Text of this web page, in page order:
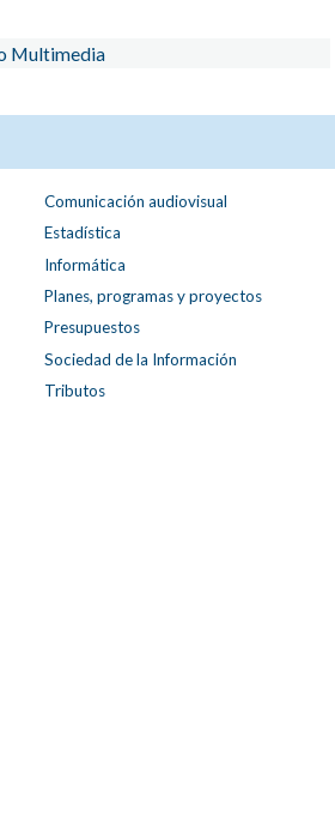
Multimedia
Comunicación audiovisual
Estadística
Informática
Planes, programas y proyectos
Presupuestos
Sociedad de la Información
Tributos